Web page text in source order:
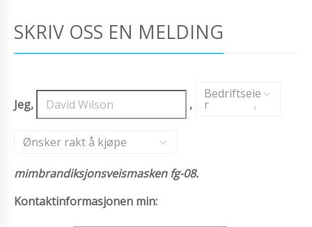
SKRIV OSS EN MELDING
Jeg, ,
Bedriftseie
r ,
Ønsker rakt å kjøpe
mimbrandiksjonsveismasken fg-08.
Kontaktinformasjonen min: